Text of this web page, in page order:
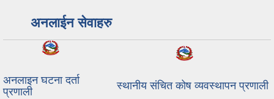
अनलाईन सेवाहरु
अनलाइन घटना दर्ता
प्रणाली
स्थानीय संचित कोष व्यवस्थापन प्रणाली